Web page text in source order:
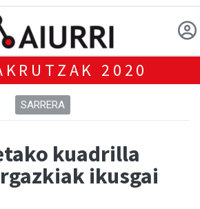
2020
SARRERA
kuadrilla
ikusgai